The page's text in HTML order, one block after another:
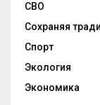
СВО
Сохраняя
Спорт
Экология
Экономика